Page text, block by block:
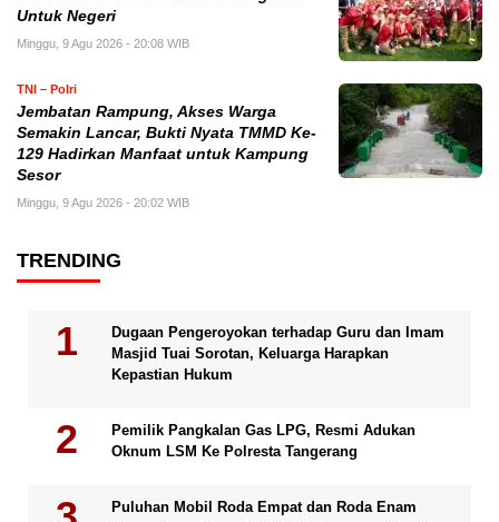
Untuk Negeri
Minggu, 9 Agu 2026 - 20:08 WIB
TNI – Polri
Jembatan Rampung, Akses Warga
Semakin Lancar, Bukti Nyata TMMD Ke-
129 Hadirkan Manfaat untuk Kampung
Sesor
Minggu, 9 Agu 2026 - 20:02 WIB
TRENDING
Dugaan Pengeroyokan terhadap Guru dan Imam
Masjid Tuai Sorotan, Keluarga Harapkan
Kepastian Hukum
Pemilik Pangkalan Gas LPG, Resmi Adukan
Oknum LSM Ke Polresta Tangerang
Puluhan Mobil Roda Empat dan Roda Enam